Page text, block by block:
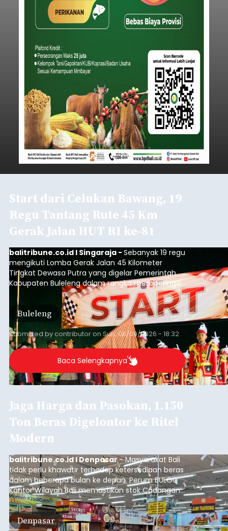
Start dari Celukan Bawang, 19
Regu Tantang Rute 45 Km
Gerak Jalan HUT RI ke-81
balitribune.co.id I Singaraja - Sebanyak 19 regu
mengikuti Lomba Gerak Jalan 45 Kilometer
Tingkat Dewasa Putra yang digelar Pemerintah
Kabupaten Buleleng dalam rangka memperingati
HUT ke-81 Kemerdekaan Republik Indonesia.
Lomba resmi dimulai dari Lapangan Sepak Bola
Desa Celukan Bawang, Sabtu (8/8/2026) malam.
Buleleng
Submitted bycontributoron Sun, 08/09/2026 - 18:32
Baca Selengkapnya
Jaga Harga dan Pasokan, 1.150
Ton Beras Digelontor ke Ritel
Modern
balitribune.co.id I Denpasar- Masyarakat Bali
tidak perlu khawatir terhadap ketersediaan beras
dalam beberapa bulan ke depan. Perum BULOG
Kantor Wilayah Bali memastikan stok Cadangan
Beras Pemerintah (CBP) masih dalam kondisi
aman, bahkan diproyeksikan mampu memenuhi
kebutuhan masyarakat hingga sekitar 10 bulan.
Denpasar